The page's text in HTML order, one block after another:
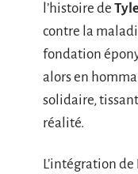
l’histoire de
contre la
fondation
alors en
solidaire,
réalité.
L’intégration de